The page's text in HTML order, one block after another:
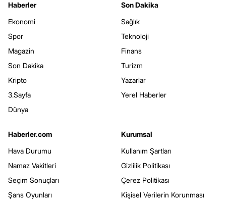
Haberler
Ekonomi
Spor
Magazin
Son Dakika
Kripto
3.Sayfa
Dünya
Son Dakika
Sağlık
Teknoloji
Finans
Turizm
Yazarlar
Yerel Haberler
Haberler.com
Hava Durumu
Namaz Vakitleri
Seçim Sonuçları
Şans Oyunları
Kurumsal
Kullanım Şartları
Gizlilik Politikası
Çerez Politikası
Kişisel Verilerin Korunması